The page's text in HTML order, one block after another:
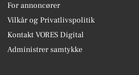
For annoncører
Vilkår og Privatlivspolitik
Kontakt VORES Digital
Administrer samtykke